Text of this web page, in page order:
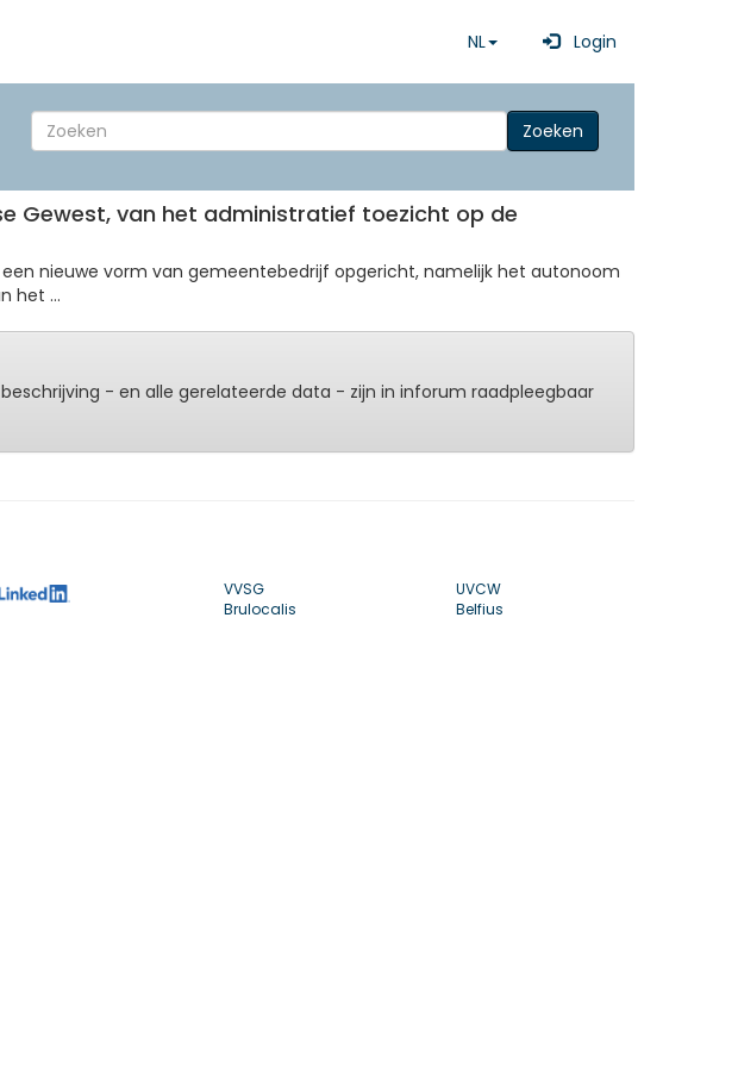
NL Login
Zoeken
Gewest, van het administratief toezicht op de
een nieuwe vorm van gemeentebedrijf opgericht, namelijk het autonoom
het ...
- en alle gerelateerde data - zijn in inforum raadpleegbaar
VVSG
Brulocalis
UVCW
Belfius